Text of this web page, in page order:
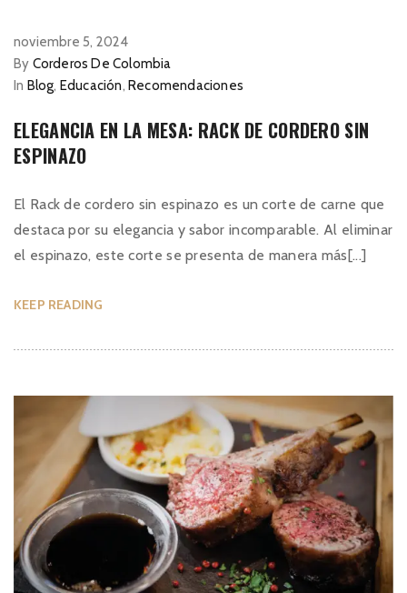
noviembre 5, 2024
By Corderos De Colombia
In Blog, Educación,Recomendaciones
ELEGANCIA EN LA MESA: RACK DE CORDERO SIN
ESPINAZO
El Rack de cordero sin espinazo es un corte de carne que
destaca por su elegancia y sabor incomparable. Al eliminar
el espinazo, este corte se presenta de manera más[...]
KEEP READING